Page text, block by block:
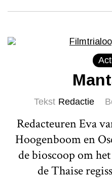
Tekst Redactie
Redacteuren Eva
Hoogenboom en
de bioscoop om
de Thaise